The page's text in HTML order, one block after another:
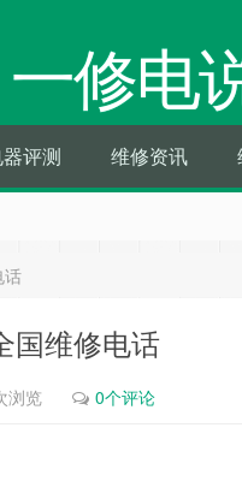
一修电
评测 维修资讯
话
国维修电话
浏览 0个评论